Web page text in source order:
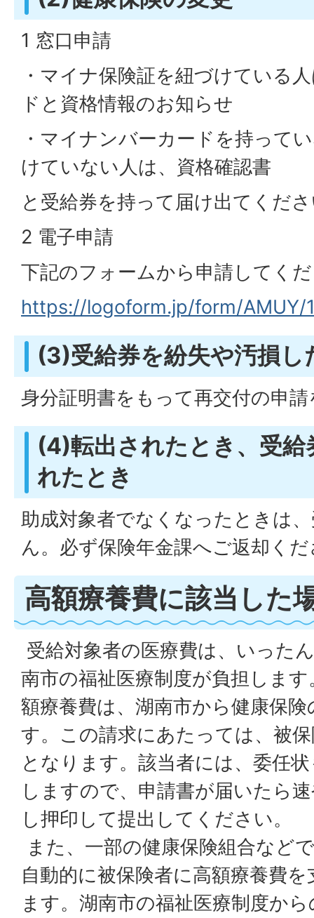
1 窓口申請
・マイナ保険証を紐づけている
ドと資格情報のお知らせ
・マイナンバーカードを持って
けていない人は、資格確認書
と受給券を持って届け出てくだ
2 電子申請
下記のフォームから申請してく
https://logoform.jp/form/AMUY/
(3)受給券を紛失や汚損し
身分証明書をもって再交付の申
(4)転出されたとき、受給
れたとき
助成対象者でなくなったときは
ん。必ず保険年金課へご返却く
高額療養費に該当した
受給対象者の医療費は、いった
南市の福祉医療制度が負担しま
額療養費は、湖南市から健康保
す。この請求にあたっては、被
となります。該当者には、委任
しますので、申請書が届いたら
し押印して提出してください。
また、一部の健康保険組合など
自動的に被保険者に高額療養費
ます。湖南市の福祉医療制度か